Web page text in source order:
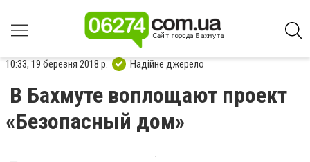
10:33, 19 березня 2018 р. Надійне джерело
В Бахмуте воплощают проект
«Безопасный дом»